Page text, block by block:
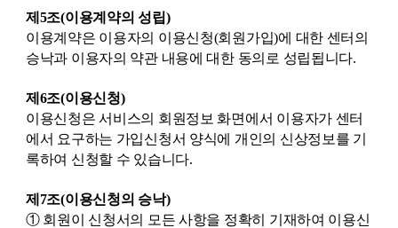
제5조(이용계약의 성립)
이용계약은 이용자의 이용신청(회원가입)에 대한 센터의
승낙과 이용자의 약관 내용에 대한 동의로 성립됩니다.
제6조(이용신청)
이용신청은 서비스의 회원정보 화면에서 이용자가 센터
에서 요구하는 가입신청서 양식에 개인의 신상정보를 기
록하여 신청할 수 있습니다.
제7조(이용신청의 승낙)
① 회원이 신청서의 모든 사항을 정확히 기재하여 이용신